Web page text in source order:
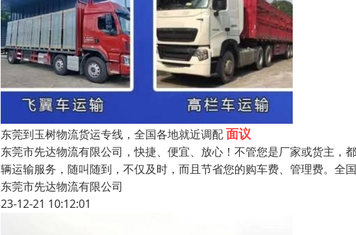
东莞到玉树物流货运专线，全国各地就近调配面议
东莞市先达物流有限公司，快捷、便宜、放心！不管您是厂家或货主
辆运输服务，随叫随到，不仅及时，而且节省您的购车费、管理费。全
东莞市先达物流有限公司
23-12-21 10:12:01